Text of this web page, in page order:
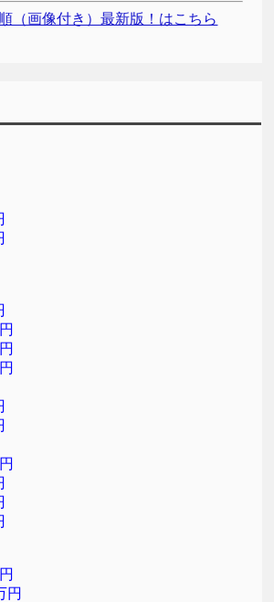
（画像付き）最新版！はこちら
円